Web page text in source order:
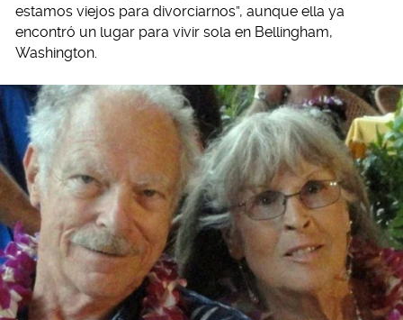
estamos viejos para divorciarnos”, aunque ella ya
encontró un lugar para vivir sola en Bellingham,
Washington.